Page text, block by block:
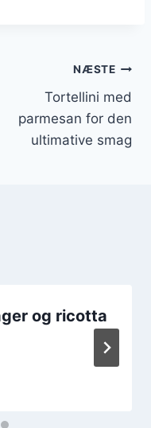
NÆSTE
Tortellini med
parmesan for den
ultimative smag
og ricotta